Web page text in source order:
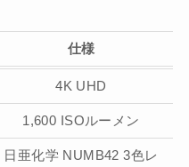
仕様
4K UHD
1,600 ISOルーメン
日亜化学 NUMB42 3色レ